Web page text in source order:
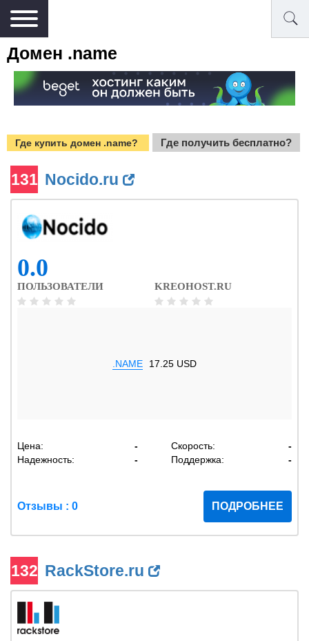
Домен .name
Где купить домен .name? Где получить бесплатно?
131 Nocido.ru
0.0
ПОЛЬЗОВАТЕЛИ KREOHOST.RU
.NAME 17.25 USD
Цена: - Скорость:
-
Надежность:
- Поддержка: -
Отзывы : 0 ПОДРОБНЕЕ
132 RackStore.ru